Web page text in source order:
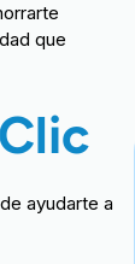
que
ayudarte a